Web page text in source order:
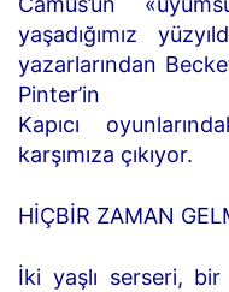
yaşadığımız
yazarlarından
Pinter’in
Kapıcı
karşımıza çıkıyor.
HİÇBİR ZAMAN
İki yaşlı serseri,